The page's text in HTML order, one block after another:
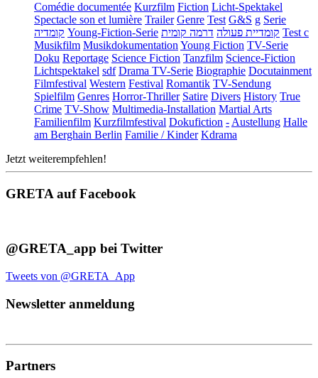
Comédie documentée Kurzfilm Fiction Licht-Spektakel
Spectacle son et lumière Trailer Genre Test G&S g Serie
קומדיה Young-Fiction-Serie קומדיית פעולה דרמה קומית
Test c
Musikfilm Musikdokumentation Young Fiction TV-Serie
Doku Reportage Science Fiction Tanzfilm Science-Fiction
Lichtspektakel sdf Drama TV-Serie Biographie Docutainment
Filmfestival Western Festival Romantik TV-Sendung
Spielfilm Genres Horror-Thriller Satire Divers History True
Crime TV-Show Multimedia-Installation Martial Arts
Familienfilm Kurzfilmfestival Dokufiction - Austellung Halle
am Berghain Berlin Familie / Kinder Kdrama
Jetzt weiterempfehlen!
GRETA auf Facebook
@GRETA_app bei Twitter
Tweets von @GRETA_App
Newsletter anmeldung
Partners